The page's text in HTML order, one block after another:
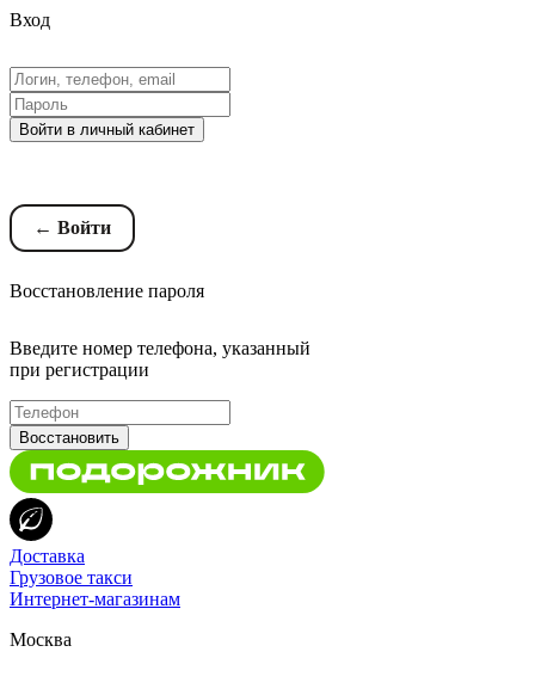
Вход
Войти в личный кабинет
← Войти
Восстановление пароля
Введите номер телефона, указанный
при регистрации
Восстановить
Доставка
Грузовое такси
Интернет-магазинам
Москва